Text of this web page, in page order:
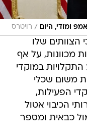
ומודי, היום / רויטרס
הצוותים שלו
מכוונות, על אף
במוקדי
משום שכלי
הפעילות,
הכיבוי אטול
כבאית ומספר